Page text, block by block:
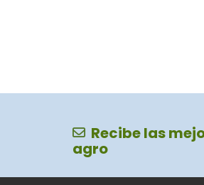
Recibe las
agro